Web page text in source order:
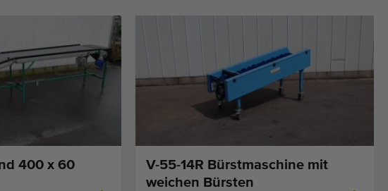
400 x 60
V-55-14R Bürstmaschine mit
weichen Bürsten